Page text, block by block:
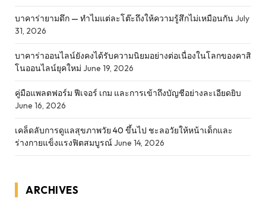
บาคาร่ายามดึก — ทำไมแต่ละโต๊ะถึงให้ความรู้สึกไม่เหมือนกันJuly
31, 2026
บาคาร่าออนไลน์ยังคงได้รับความนิยมอย่างต่อเนื่องในโลกของคาสิ
โนออนไลน์ยุคใหม่ June 19, 2026
คู่มือแพลตฟอร์ม ฟีเจอร์ เกม และการเข้าถึงบัญชีอย่างละเอียดยิบ
June 16, 2026
เคล็ดลับการดูแลสุขภาพวัย 40 ขึ้นไป ชะลอวัยให้หน้าเด็กและ
ร่างกายแข็งแรงฟิตสมบูรณ์June 14, 2026
ARCHIVES